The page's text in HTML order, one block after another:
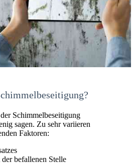
Schimmelbeseitigung
sagen. Zu sehr variieren
Faktoren:
befallenen Stelle